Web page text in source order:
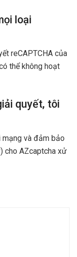
loại
reCAPTCHA của
thể không hoạt
quyết, tôi
mạng và đảm bảo
cho AZcaptcha xử